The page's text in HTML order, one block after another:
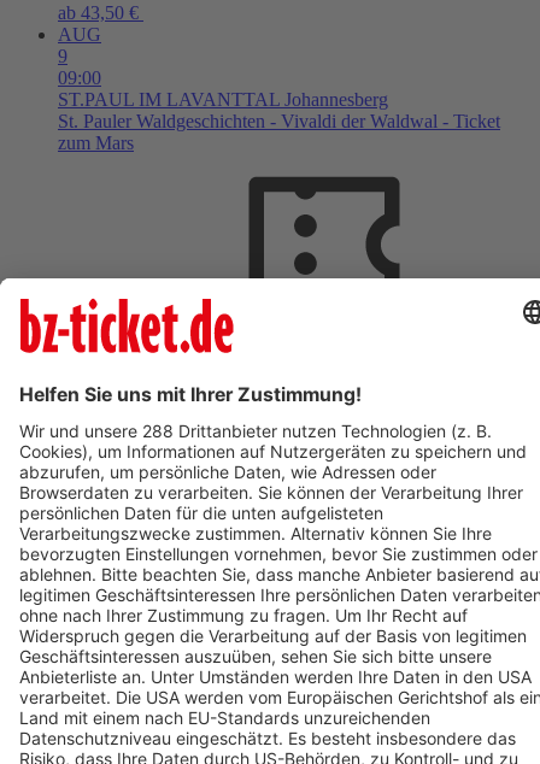
ab 43,50 €
AUG
9
09:00
ST.PAUL IM LAVANTTAL Johannesberg
St. Pauler Waldgeschichten - Vivaldi der Waldwal - Ticket
zum Mars
ab 18,00 €
AUG
So, 09:00
St. Pauler Waldgeschichten - Vivaldi der Waldwal - Ticket
zum Mars
ab 18,00 €
AUG
9
09:00
OBERHAUSEN OBEX | Oberhausen
POLAR EXPERIENCE - Die immersive Ausstellung